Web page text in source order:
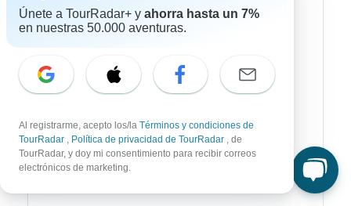
Cosmos
Intrepid
Topdeck
Trafalgar
Europamundo
Únete a TourRadar+ y ahorra hasta un 7%
en nuestras 50.000 aventuras.
Al registrarme, acepto los/la Términos y condiciones de
TourRadar , Política de privacidad de TourRadar , de
TourRadar, y doy mi consentimiento para recibir correos
electrónicos de marketing.